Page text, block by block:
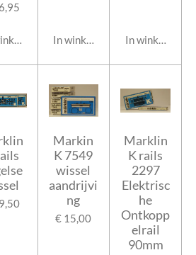
In winkelwagen In
Markin
K 7549
wissel
aandrijvi
ng
€ 15,00
Marklin
K rails
2297
Elektrisc
he
Ontkopp
elrail
90mm